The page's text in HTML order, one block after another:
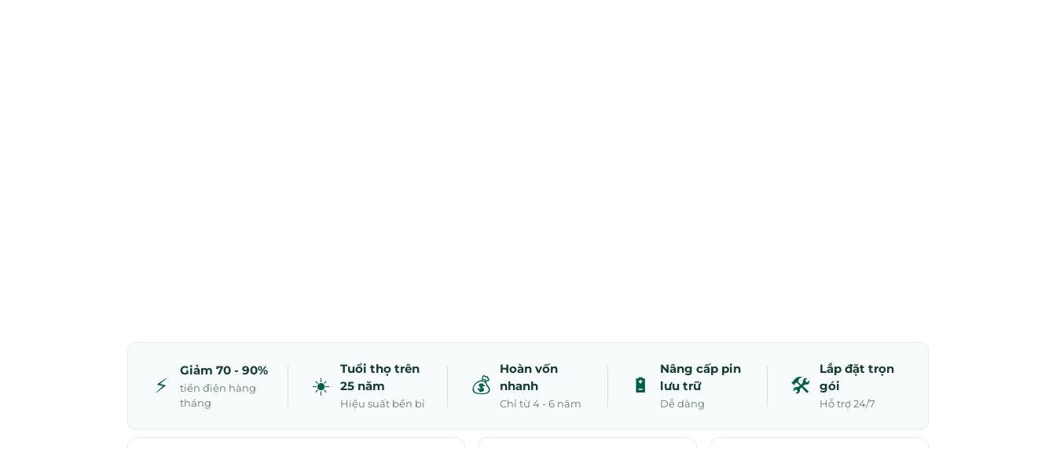
⚡
Giảm 70 - 90%
tiền điện hàng
tháng
☀️
Tuổi thọ trên
25 năm
Hiệu suất bền bỉ
💰
Hoàn vốn
nhanh
Chỉ từ 4 - 6 năm
🔋
Nâng cấp pin
lưu trữ
Dễ dàng
🛠️
Lắp đặt trọn
gói
Hỗ trợ 24/7